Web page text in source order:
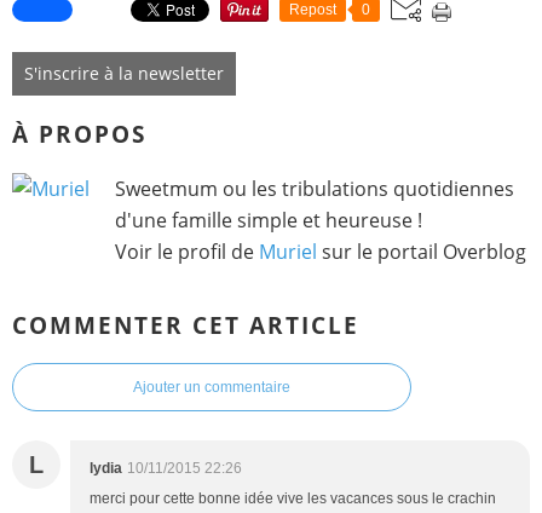
Repost 0
S'inscrire à la newsletter
À PROPOS
Sweetmum ou les tribulations quotidiennes
d'une famille simple et heureuse !
Voir le profil de Muriel sur le portail Overblog
COMMENTER CET ARTICLE
Ajouter un commentaire
L lydia 10/11/2015 22:26
merci pour cette bonne idée vive les vacances sous le crachin